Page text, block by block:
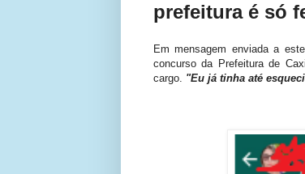
prefeitura é só
Em mensagem enviada a
concurso da Prefeitura de
cargo. "Eu já tinha até